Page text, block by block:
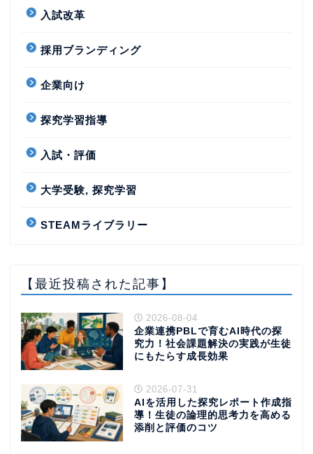
入試改革
採用ブランディング
企業向け
探究学習指導
入試・評価
大学受験, 探究学習
STEAMライブラリー
【最近投稿された記事】
2026-08-04
企業連携PBLで育むAI時代の探
究力！社会課題解決の実践が生徒
にもたらす成長効果
2026-07-31
AIを活用した探究レポート作成指
導！生徒の論理的思考力を高める
添削と評価のコツ